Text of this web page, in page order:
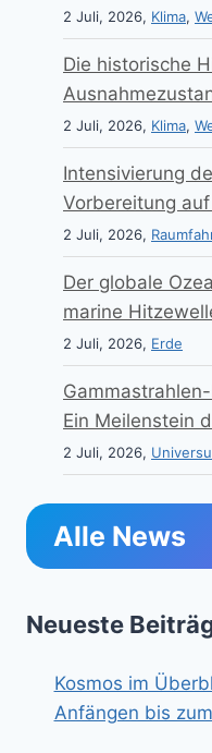
2 Juli, 2026, Klima,
Die historische
2 Juli, 2026, Klima,
Intensivierung
Vorbereitung
2 Juli, 2026,
Der globale
marine
2 Juli, 2026, Erde
Ein Meilenstein
2 Juli, 2026,
Alle News
Neueste
Kosmos im
Anfängen bis